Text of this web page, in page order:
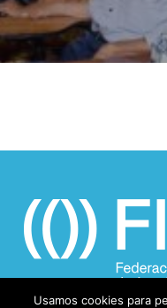
Usamos cookies para